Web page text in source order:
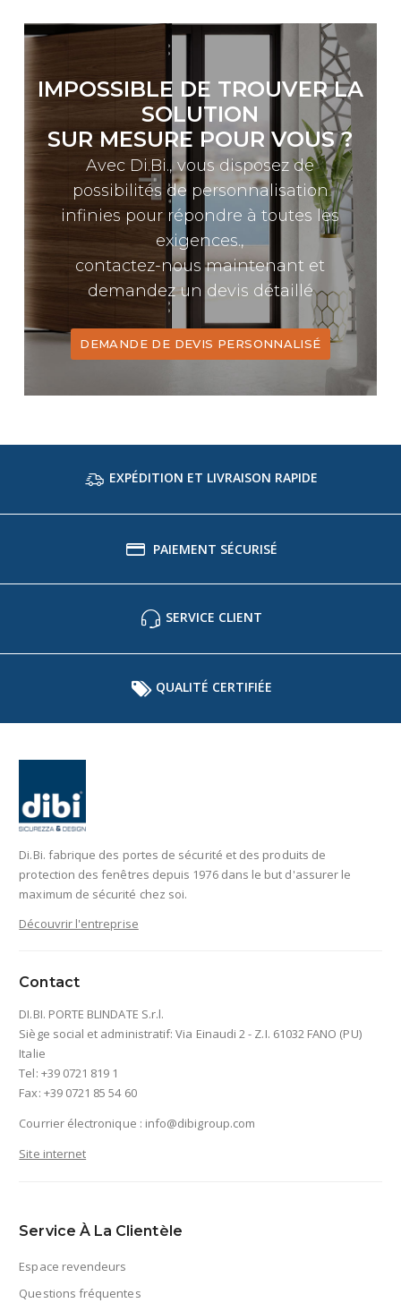
IMPOSSIBLE DE TROUVER LA
SOLUTION
SUR MESURE POUR VOUS ?
Avec Di.Bi., vous disposez de
possibilités de personnalisation
infinies pour répondre à toutes les
exigences.,
contactez-nous maintenant et
demandez un devis détaillé
DEMANDE DE DEVIS PERSONNALISÉ
EXPÉDITION ET LIVRAISON RAPIDE
PAIEMENT SÉCURISÉ
SERVICE CLIENT
QUALITÉ CERTIFIÉE
Di.Bi. fabrique des portes de sécurité et des produits de
protection des fenêtres depuis 1976 dans le but d'assurer le
maximum de sécurité chez soi.
Découvrir l'entreprise
Contact
DI.BI. PORTE BLINDATE S.r.l.
Siège social et administratif: Via Einaudi 2 - Z.I. 61032 FANO (PU)
Italie
Tel: +39 0721 819 1
Fax: +39 0721 85 54 60
Courrier électronique : info@dibigroup.com
Site internet
Service À La Clientèle
Espace revendeurs
Questions fréquentes